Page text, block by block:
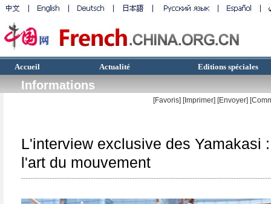
Accueil Actualité Editions spéciales
Informations
[Favoris] [Imprimer] [Envoyer]
L'interview exclusive des Yamakasi
l'art du mouvement